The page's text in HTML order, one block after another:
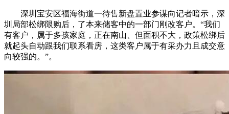
深圳宝安区福海街道一待售新盘置业参谋向记者暗示，深
圳局部松绑限购后，了本来储客中的一部门刚改客户。“我们
有客户，属于多孩家庭，正在南山、但面积不大，政策松绑后
就起头自动跟我们联系看房，这类客户属于有采办力且成交意
向较强的。”。